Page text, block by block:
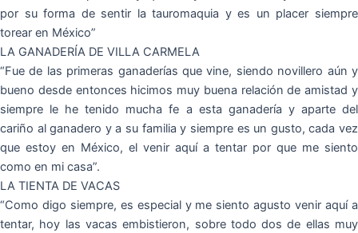
por su forma de sentir la tauromaquia y es un placer siempre
torear en México”
LA GANADERÍA DE VILLA CARMELA
“Fue de las primeras ganaderías que vine, siendo novillero aún y
bueno desde entonces hicimos muy buena relación de amistad y
siempre le he tenido mucha fe a esta ganadería y aparte del
cariño al ganadero y a su familia y siempre es un gusto, cada vez
que estoy en México, el venir aquí a tentar por que me siento
como en mi casa”.
LA TIENTA DE VACAS
“Como digo siempre, es especial y me siento agusto venir aquí a
tentar, hoy las vacas embistieron, sobre todo dos de ellas muy